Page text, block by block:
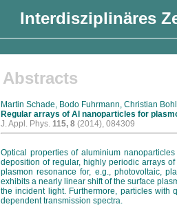
Interdisziplinäres
Abstracts
Martin Schade, Bodo Fuhrmann, Christian
Regular arrays of Al nanoparticles for
J. Appl. Phys. 115, 8 (2014), 084309
Optical properties of aluminium
deposition of regular, highly periodic arrays
plasmon resonance for, e.g., photovoltaic,
exhibits a nearly linear shift of the surface
the incident light. Furthermore, particles
dependent transmission spectra.